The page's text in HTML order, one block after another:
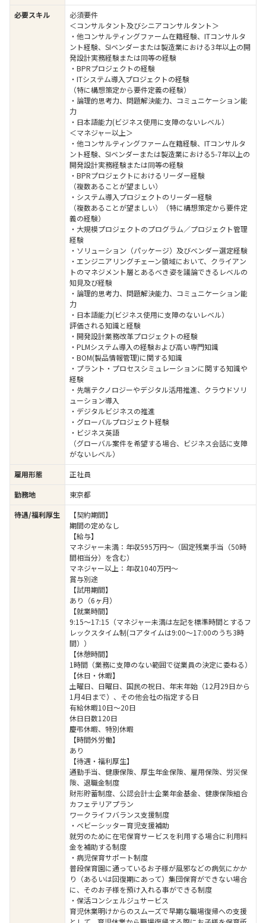
必要スキル
必須要件
＜コンサルタント及びシニアコンサルタント＞
・他コンサルティングファーム在籍経験、ITコンサルタ
ント経験、SIベンダーまたは製造業における3年以上の開
発設計実務経験または同等の経験
・BPRプロジェクトの経験
・ITシステム導入プロジェクトの経験
（特に構想策定から要件定義の経験）
・論理的思考力、問題解決能力、コミュニケーション能
力
・日本語能力(ビジネス使用に支障のないレベル）
＜マネジャー以上＞
・他コンサルティングファーム在籍経験、ITコンサルタ
ント経験、SIベンダーまたは製造業における5-7年以上の
開発設計実務経験または同等の経験
・BPRプロジェクトにおけるリーダー経験
（複数あることが望ましい）
・システム導入プロジェクトのリーダー経験
（複数あることが望ましい）（特に構想策定から要件定
義の経験）
・大規模プロジェクトのプログラム／プロジェクト管理
経験
・ソリューション（パッケージ）及びベンダー選定経験
・エンジニアリングチェーン領域において、クライアン
トのマネジメント層とあるべき姿を議論できるレベルの
知見及び経験
・論理的思考力、問題解決能力、コミュニケーション能
力
・日本語能力(ビジネス使用に支障のないレベル）
評価される知識と経験
・開発設計業務改革プロジェクトの経験
・PLMシステム導入の経験および高い専門知識
・BOM(製品情報管理)に関する知識
・プラント・プロセスシミュレーションに関する知識や
経験
・先端テクノロジーやデジタル活用推進、クラウドソリ
ューション導入
・デジタルビジネスの推進
・グローバルプロジェクト経験
・ビジネス英語
（グローバル案件を希望する場合、ビジネス会話に支障
がないレベル）
雇用形態
正社員
勤務地
東京都
待遇/福利厚生
【契約期間】
期間の定めなし
【給与】
マネジャー未満：年収595万円～（固定残業手当（50時
間相当分）を含む）
マネジャー以上：年収1040万円～
賞与別途
【試用期間】
あり（6ヶ月）
【就業時間】
9:15～17:15（マネジャー未満は左記を標準時間とするフ
レックスタイム制(コアタイムは9:00～17:00のうち3時
間））
【休憩時間】
1時間（業務に支障のない範囲で従業員の決定に委ねる）
【休日・休暇】
土曜日、日曜日、国民の祝日、年末年始（12月29日から
1月4日まで）、その他会社の指定する日
有給休暇10日～20日
休日日数120日
慶弔休暇、特別休暇
【時間外労働】
あり
【待遇・福利厚生】
通勤手当、健康保険、厚生年金保険、雇用保険、労災保
険、退職金制度
財形貯蓄制度、公認会計士企業年金基金、健康保険組合
カフェテリアプラン
ワークライフバランス支援制度
・ベビーシッター育児支援補助
就労のために在宅保育サービスを利用する場合に利用料
金を補助する制度
・病児保育サポート制度
普段保育園に通っているお子様が風邪などの病気にかか
り（あるいは回復期にあって）集団保育ができない場合
に、そのお子様を預け入れる事ができる制度
・保活コンシェルジュサービス
育児休業明けからのスムーズで早期な職場復帰への支援